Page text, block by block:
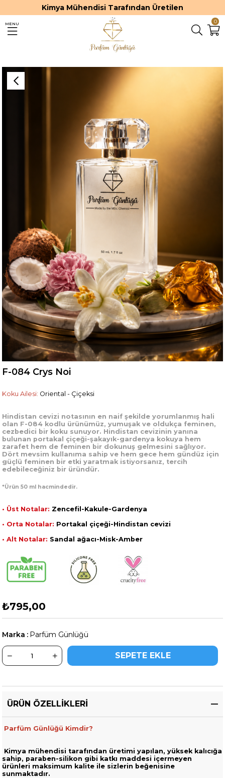
Kimya Mühendisi Tarafından Üretilen
0
MENU
F-084 Crys Noi
Koku Ailesi: Oriental - Çiçeksi
Hindistan cevizi notasının en naif şekilde yorumlanmış hali
olan F-084 kodlu ürünümüz, yumuşak ve oldukça feminen,
cezbedici bir koku sunuyor. Hindistan cevizinin yanına
bulunan portakal çiçeği-şakayık-gardenya kokuya hem
zarafet hem de feminen bir dokunuş gelmesini sağlıyor.
Dört mevsim kullanıma sahip ve hem gece hem gündüz için
güçlü feminen bir etki yaratmak istiyorsanız, tercih
edebileceğiniz bir üründür.
*Ürün 50 ml hacmindedir.
• Üst Notalar: Zencefil-Kakule-Gardenya
• Orta Notalar: Portakal çiçeği-Hindistan cevizi
• Alt Notalar: Sandal ağacı-Misk-Amber
₺795,00
Marka : Parfüm Günlüğü
ÜRÜN ÖZELLIKLERI
Parfüm Günlüğü Kimdir?
Kimya mühendisi tarafından üretimi yapılan, yüksek kalıcığa
sahip, paraben-silikon gibi katkı maddesi içermeyen
ürünleri maksimum kalite ile sizlerin beğenisine
sunmaktadır.